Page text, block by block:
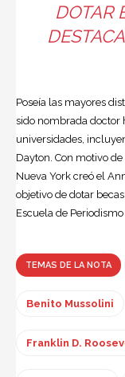
DOTAR
Poseía las mayores
sido nombrada doctor
universidades,
Dayton. Con motivo
Nueva York creó el
objetivo de dotar
Escuela de
TEMAS DE LA NOTA
Benito Mussolini
Franklin D.